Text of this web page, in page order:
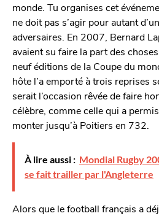
monde. Tu organises cet
ne doit pas s’agir pour autant
adversaires. En 2007, Bernard
avaient su faire la part des
neuf éditions de la Coupe du
hôte l’a emporté à trois reprises
serait l’occasion rêvée de faire
célèbre, comme celle qui a
monter jusqu’à Poitiers en 732.
À lire aussi : Mondial Rugby
se fait trailler par l'Angleterre
Alors que le football français a